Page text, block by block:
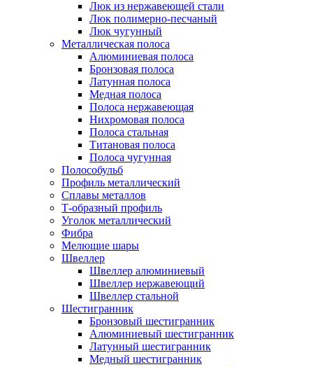
Люк из нержавеющей стали
Люк полимерно-песчаный
Люк чугунный
Металлическая полоса
Алюминиевая полоса
Бронзовая полоса
Латунная полоса
Медная полоса
Полоса нержавеющая
Нихромовая полоса
Полоса стальная
Титановая полоса
Полоса чугунная
Полособульб
Профиль металлический
Сплавы металлов
Т-образный профиль
Уголок металлический
Фибра
Мелющие шары
Швеллер
Швеллер алюминиевый
Швеллер нержавеющий
Швеллер стальной
Шестигранник
Бронзовый шестигранник
Алюминиевый шестигранник
Латунный шестигранник
Медный шестигранник